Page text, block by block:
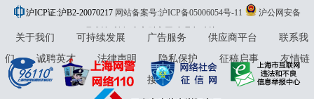
913101046312860336 违法和不良信息举报:021-61278686 举报邮箱：
jubao@eastmoney.com
沪ICP证:沪B2-20070217 网站备案号:沪ICP备05006054号-11
沪公网安备
31010402000120号版权所有:东方财富网意见与建议:4000300059/952500
关于我们 可持续发展 广告服务 供应商平台
联系我
们
诚聘英才 法律声明 隐私保护 征稿启事
友情链
接